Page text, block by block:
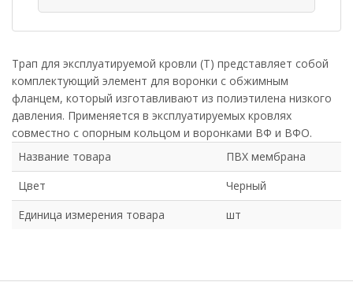
Трап для эксплуатируемой кровли (Т) представляет собой
комплектующий элемент для воронки с обжимным
фланцем, который изготавливают из полиэтилена низкого
давления. Применяется в эксплуатируемых кровлях
совместно с опорным кольцом и воронками ВФ и ВФО.
Название товара
ПВХ мембрана
Цвет
Черный
Единица измерения товара
шт